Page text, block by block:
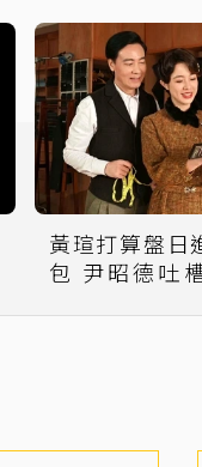
黃瑄打算盤日
包 尹昭德吐槽「亂算一